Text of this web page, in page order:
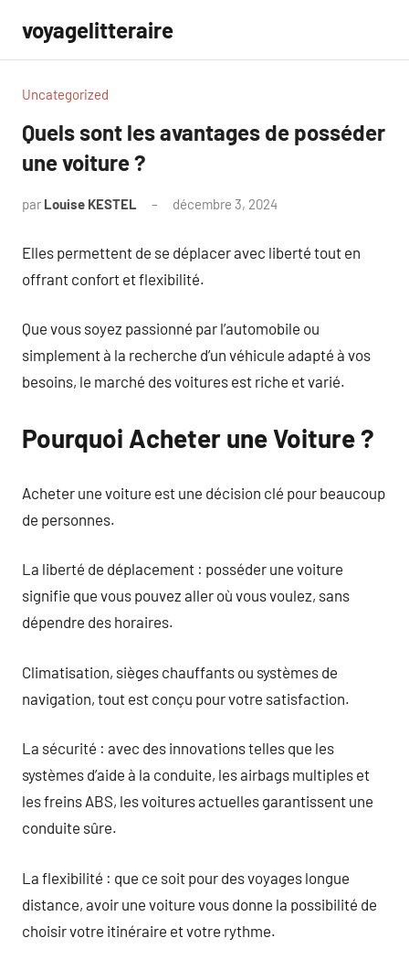
contenu
voyagelitteraire
Uncategorized
Quels sont les avantages de posséder
une voiture ?
par Louise KESTEL décembre 3, 2024
Elles permettent de se déplacer avec liberté tout en
offrant confort et flexibilité.
Que vous soyez passionné par l’automobile ou
simplement à la recherche d’un véhicule adapté à vos
besoins, le marché des voitures est riche et varié.
Pourquoi Acheter une Voiture ?
Acheter une voiture est une décision clé pour beaucoup
de personnes.
La liberté de déplacement : posséder une voiture
signifie que vous pouvez aller où vous voulez, sans
dépendre des horaires.
Climatisation, sièges chauffants ou systèmes de
navigation, tout est conçu pour votre satisfaction.
La sécurité : avec des innovations telles que les
systèmes d’aide à la conduite, les airbags multiples et
les freins ABS, les voitures actuelles garantissent une
conduite sûre.
La flexibilité : que ce soit pour des voyages longue
distance, avoir une voiture vous donne la possibilité de
choisir votre itinéraire et votre rythme.